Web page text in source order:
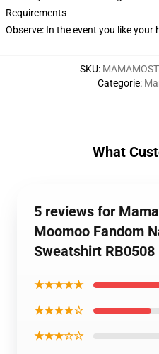
Requirements
Observe: In the event you like your
SKU:
Categorie:
What
5 reviews for
Moomoo Fandom
Sweatshirt RB0508
★★★★★
★★★★☆
★★★☆☆